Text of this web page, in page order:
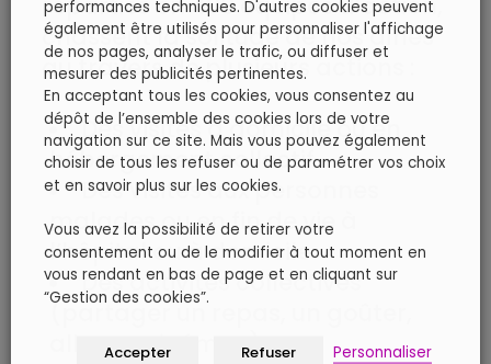
réparties en 400 équipes d’action,
chassent la solitude de nos aînés
au travers de plusieurs actions :
Des visites à domicile ou en
hébergement collectif
Des visites aux personnes
malades ou en fin de vie à
l’hôpital ou à domicile
Des activités collectives
(partager un repas, un goûter,
aller au cinéma…)
performances techniques. D'autres cookies peuvent
également être utilisés pour personnaliser l'affichage
de nos pages, analyser le trafic, ou diffuser et
mesurer des publicités pertinentes.
En acceptant tous les cookies, vous consentez au
dépôt de l’ensemble des cookies lors de votre
navigation sur ce site. Mais vous pouvez également
choisir de tous les refuser ou de paramétrer vos choix
et en savoir plus sur les cookies.
Vous avez la possibilité de retirer votre
consentement ou de le modifier à tout moment en
vous rendant en bas de page et en cliquant sur
“Gestion des cookies”.
Accepter Refuser Personnaliser